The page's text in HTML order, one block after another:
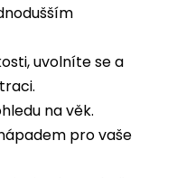
uvolníte se a
na věk.
pro vaše